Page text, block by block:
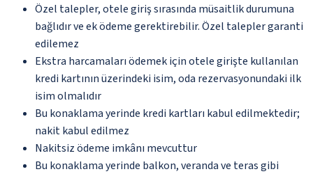
Özel talepler, otele giriş sırasında müsaitlik durumuna
bağlıdır ve ek ödeme gerektirebilir. Özel talepler garanti
edilemez
Ekstra harcamaları ödemek için otele girişte kullanılan
kredi kartının üzerindeki isim, oda rezervasyonundaki ilk
isim olmalıdır
Bu konaklama yerinde kredi kartları kabul edilmektedir;
nakit kabul edilmez
Nakitsiz ödeme imkânı mevcuttur
Bu konaklama yerinde balkon, veranda ve teras gibi